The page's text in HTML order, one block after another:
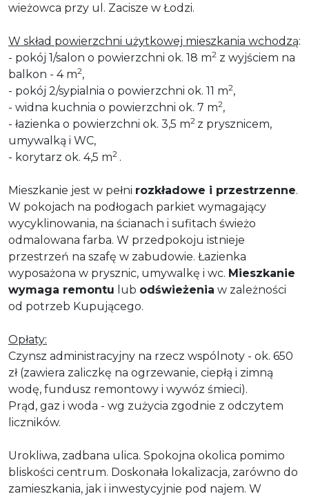
wieżowca przy ul. Zacisze w Łodzi.
W skład powierzchni użytkowej mieszkania wchodzą:
- pokój 1/salon o powierzchni ok. 18 m2 z wyjściem na
balkon - 4 m2,
- pokój 2/sypialnia o powierzchni ok. 11 m2,
- widna kuchnia o powierzchni ok. 7 m2,
- łazienka o powierzchni ok. 3,5 m2 z prysznicem,
umywalką i WC,
- korytarz ok. 4,5 m2 .
Mieszkanie jest w pełni rozkładowe i przestrzenne.
W pokojach na podłogach parkiet wymagający
wycyklinowania, na ścianach i sufitach świeżo
odmalowana farba. W przedpokoju istnieje
przestrzeń na szafę w zabudowie. Łazienka
wyposażona w prysznic, umywalkę i wc. Mieszkanie
wymaga remontu lub odświeżenia w zależności
od potrzeb Kupującego.
Opłaty:
Czynsz administracyjny na rzecz wspólnoty - ok. 650
zł (zawiera zaliczkę na ogrzewanie, ciepłą i zimną
wodę, fundusz remontowy i wywóz śmieci).
Prąd, gaz i woda - wg zużycia zgodnie z odczytem
liczników.
Urokliwa, zadbana ulica. Spokojna okolica pomimo
bliskości centrum. Doskonała lokalizacja, zarówno do
zamieszkania, jak i inwestycyjnie pod najem. W